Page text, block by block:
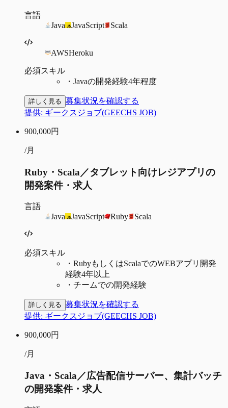
言語
Java
JavaScript Scala
AWSHeroku
必須スキル
・ Javaの開発経験4年程度
詳しく見る 募集状況を確認する
提供: ギークスジョブ(GEECHS JOB)
900,000円
/月
Ruby・Scala／タブレット向けレジアプリの
開発案件・求人
言語
Java
JavaScript Ruby Scala
必須スキル
・ RubyもしくはScalaでのWEBアプリ開発
経験4年以上
・ チームでの開発経験
詳しく見る 募集状況を確認する
提供: ギークスジョブ(GEECHS JOB)
900,000円
/月
Java・Scala／広告配信サーバー、集計バッチ
の開発案件・求人